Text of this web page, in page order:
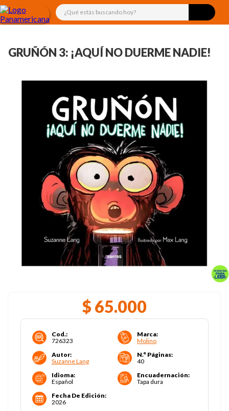
¿Qué estás buscando hoy?
GRUÑÓN 3: ¡AQUÍ NO DUERME NADIE!
$ 65.000
Cod.:
726323
Marca:
Molino
Autor:
Suzanne Lang
N.° Páginas:
40
Idioma:
Español
Encuadernación:
Tapa dura
Fecha De Edición:
2026